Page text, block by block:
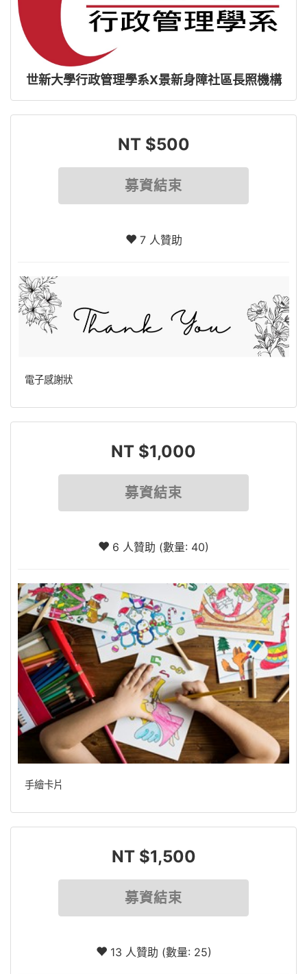
世新大學行政管理學系X景新身障社區長照機構
NT $500
募資結束
7 人贊助
電子感謝狀
NT $1,000
募資結束
6 人贊助 (數量: 40)
手繪卡片
NT $1,500
募資結束
13 人贊助 (數量: 25)